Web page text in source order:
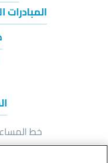
المبادرات
خط
إشعار